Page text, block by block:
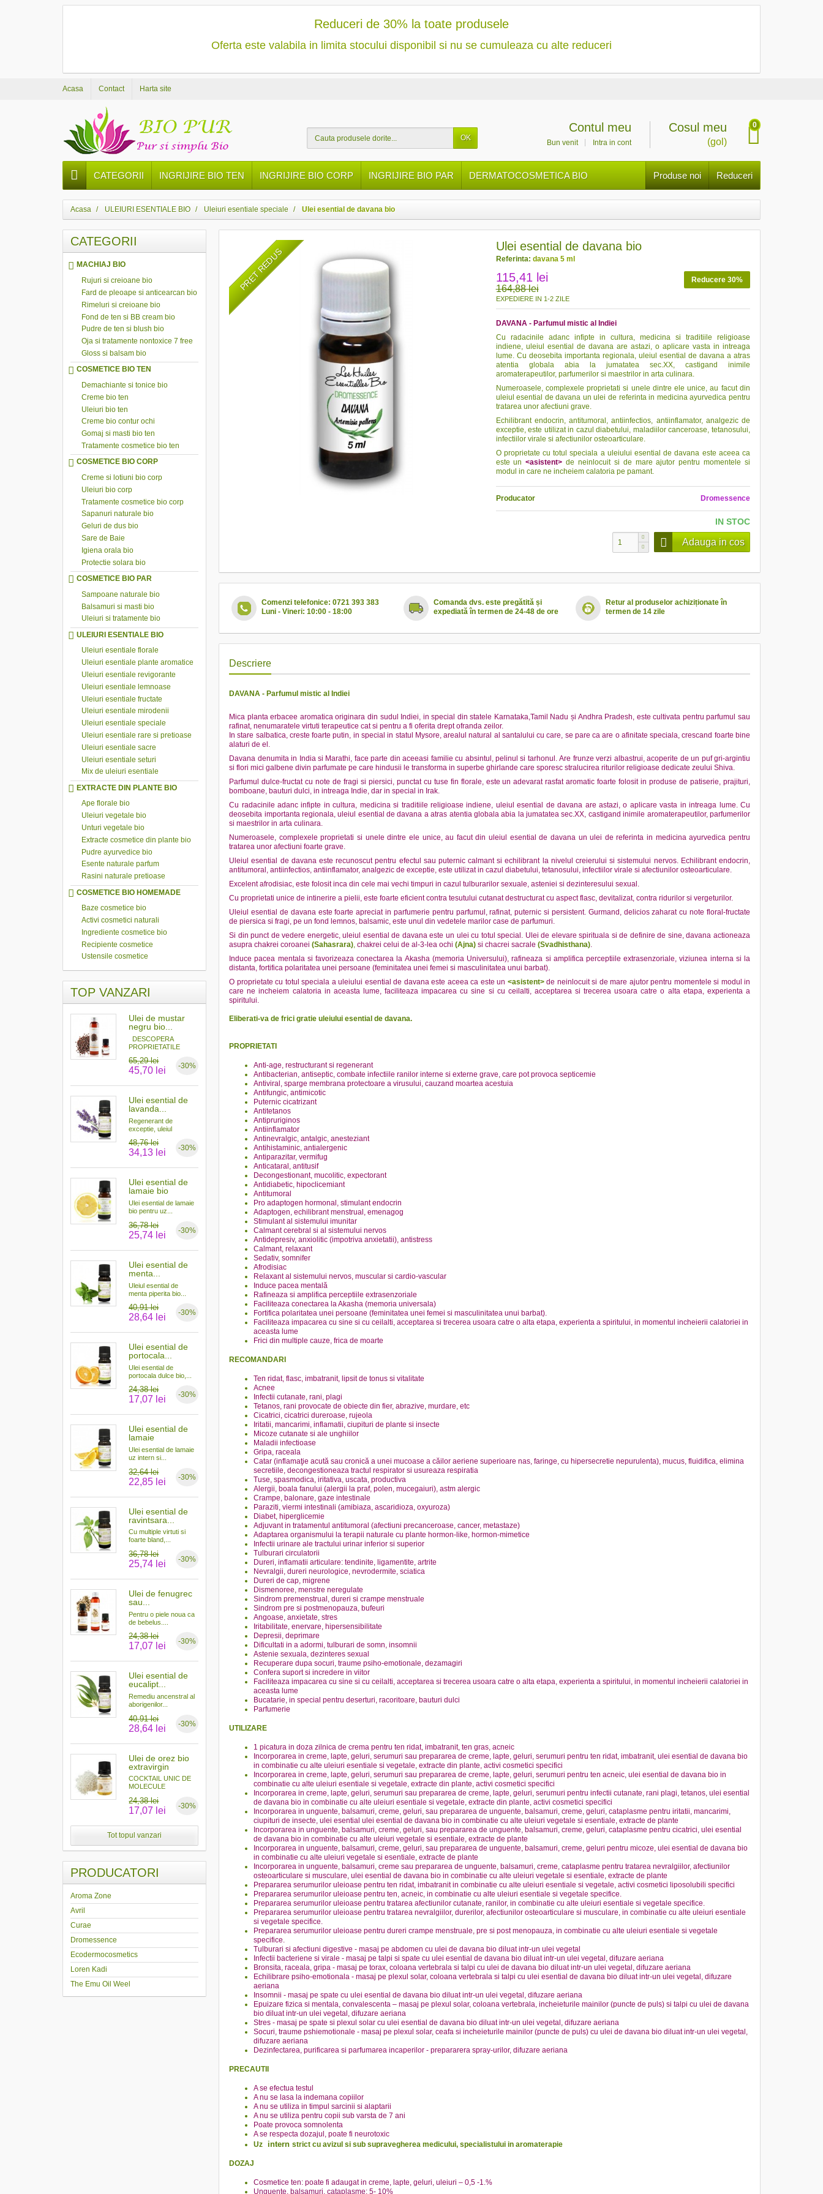
Reduceri de 30% la toate produsele
Oferta este valabila in limita stocului disponibil si nu se cumuleaza cu alte reduceri
Acasa Contact Harta site
OK
Cosul meu
(gol)
0
Contul meu
Bun venit Intra in cont
Reduceri
Produse noi
CATEGORII INGRIJIRE BIO TEN INGRIJIRE BIO CORP INGRIJIRE BIO PAR DERMATOCOSMETICA BIO
Acasa ULEIURI ESENTIALE BIO Uleiuri esentiale speciale Ulei esential de davana bio
CATEGORII
MACHIAJ BIO
Rujuri si creioane bio
Fard de pleoape si anticearcan bio
Rimeluri si creioane bio
Fond de ten si BB cream bio
Pudre de ten si blush bio
Oja si tratamente nontoxice 7 free
Gloss si balsam bio
COSMETICE BIO TEN
Demachiante si tonice bio
Creme bio ten
Uleiuri bio ten
Creme bio contur ochi
Gomaj si masti bio ten
Tratamente cosmetice bio ten
COSMETICE BIO CORP
Creme si lotiuni bio corp
Uleiuri bio corp
Tratamente cosmetice bio corp
Sapanuri naturale bio
Geluri de dus bio
Sare de Baie
Igiena orala bio
Protectie solara bio
COSMETICE BIO PAR
Sampoane naturale bio
Balsamuri si masti bio
Uleiuri si tratamente bio
ULEIURI ESENTIALE BIO
Uleiuri esentiale florale
Uleiuri esentiale plante aromatice
Uleiuri esentiale revigorante
Uleiuri esentiale lemnoase
Uleiuri esentiale fructate
Uleiuri esentiale mirodenii
Uleiuri esentiale speciale
Uleiuri esentiale rare si pretioase
Uleiuri esentiale sacre
Uleiuri esentiale seturi
Mix de uleiuri esentiale
EXTRACTE DIN PLANTE BIO
Ape florale bio
Uleiuri vegetale bio
Unturi vegetale bio
Extracte cosmetice din plante bio
Pudre ayurvedice bio
Esente naturale parfum
Rasini naturale pretioase
COSMETICE BIO HOMEMADE
Baze cosmetice bio
Activi cosmetici naturali
Ingrediente cosmetice bio
Recipiente cosmetice
Ustensile cosmetice
TOP VANZARI
Ulei de mustar
negru bio...
DESCOPERA
PROPRIETATILE
65,29 lei
-30%
45,70 lei
Ulei esential de
lavanda...
Regenerant de
exceptie, uleiul
48,76 lei
-30%
34,13 lei
Ulei esential de
lamaie bio
Ulei esential de lamaie
bio pentru uz...
36,78 lei
-30%
25,74 lei
Ulei esential de
menta...
Uleiul esential de
menta piperita bio...
40,91 lei
-30%
28,64 lei
Ulei esential de
portocala...
Ulei esential de
portocala dulce bio,...
24,38 lei
-30%
17,07 lei
Ulei esential de
lamaie
Ulei esential de lamaie
uz intern si...
32,64 lei
-30%
22,85 lei
Ulei esential de
ravintsara...
Cu multiple virtuti si
foarte bland,...
36,78 lei
-30%
25,74 lei
Ulei de fenugrec
sau...
Pentru o piele noua ca
de bebelus....
24,38 lei
-30%
17,07 lei
Ulei esential de
eucalipt...
Remediu ancenstral al
aborigenilor...
40,91 lei
-30%
28,64 lei
Ulei de orez bio
extravirgin
COCKTAIL UNIC DE
MOLECULE
24,38 lei
-30%
17,07 lei
Tot topul vanzari
PRODUCATORI
Aroma Zone
Avril
Curae
Dromessence
Ecodermocosmetics
Loren Kadi
The Emu Oil Weel
PRET REDUS
Ulei esential de davana bio
Referinta: davana 5 ml
Reducere 30%
115,41 lei
164,88 lei
EXPEDIERE IN 1-2 ZILE
DAVANA - Parfumul mistic al Indiei
Cu radacinile adanc infipte in cultura, medicina si traditiile religioase
indiene, uleiul esential de davana are astazi, o aplicare vasta in intreaga
lume. Cu deosebita importanta regionala, uleiul esential de davana a atras
atentia globala abia la jumatatea sec.XX, castigand inimile
aromaterapeutilor, parfumerilor si maestrilor in arta culinara.
Numeroasele, complexele proprietati si unele dintre ele unice, au facut din
uleiul esential de davana un ulei de referinta in medicina ayurvedica pentru
tratarea unor afectiuni grave.
Echilibrant endocrin, antitumoral, antiinfectios, antiinflamator, analgezic de
exceptie, este utilizat in cazul diabetului, maladiilor canceroase, tetanosului,
infectiilor virale si afectiunilor osteoarticulare.
O proprietate cu totul speciala a uleiului esential de davana este aceea ca
este un<asistent> de neinlocuit si de mare ajutor pentru momentele si
modul in care ne incheiem calatoria pe pamant.
Producator Dromessence
IN STOC
Adauga in cos
Comenzi telefonice: 0721 393 383
Luni - Vineri: 10:00 - 18:00
Comanda dvs. este pregătită și
expediată în termen de 24-48 de ore
Retur al produselor achiziționate în
termen de 14 zile
Descriere
DAVANA - Parfumul mistic al Indiei
Mica planta erbacee aromatica originara din sudul Indiei, in special din statele Karnataka,Tamil Nadu și Andhra Pradesh, este cultivata pentru parfumul sau
rafinat, nenumaratele virtuti terapeutice cat si pentru a fi oferita drept ofranda zeilor.
In stare salbatica, creste foarte putin, in special in statul Mysore, arealul natural al santalului cu care, se pare ca are o afinitate speciala, crescand foarte bine
alaturi de el.
Davana denumita in India si Marathi, face parte din aceeasi familie cu absintul, pelinul si tarhonul.Are frunze verzi albastrui, acoperite de un puf gri-argintiu
si flori mici galbene divin parfumate pe care hindusii le transforma in superbe ghirlande care sporesc stralucirea riturilor religioase dedicate zeului Shiva.
Parfumul dulce-fructat cu note de fragi si piersici, punctat cu tuse fin florale, este un adevarat rasfat aromatic foarte folosit in produse de patiserie, prajituri,
bomboane, bauturi dulci, in intreaga Indie, dar in special in Irak.
Cu radacinile adanc infipte in cultura, medicina si traditiile religioase indiene, uleiul esential de davana are astazi, o aplicare vasta in intreaga lume. Cu
deosebita importanta regionala, uleiul esential de davana a atras atentia globala abia la jumatatea sec.XX, castigand inimile aromaterapeutilor, parfumerilor
si maestrilor in arta culinara.
Numeroasele, complexele proprietati si unele dintre ele unice, au facut din uleiul esential de davana un ulei de referinta in medicina ayurvedica pentru
tratarea unor afectiuni foarte grave.
Uleiul esential de davana este recunoscut pentru efectul sau puternic calmant si echilibrant la nivelul creierului si sistemului nervos. Echilibrant endocrin,
antitumoral, antiinfectios, antiinflamator, analgezic de exceptie, este utilizat in cazul diabetului, tetanosului, infectiilor virale si afectiunilor osteoarticulare.
Excelent afrodisiac, este folosit inca din cele mai vechi timpuri in cazul tulburarilor sexuale, asteniei si dezinteresului sexual.
Cu proprietati unice de intinerire a pielii, este foarte eficient contra tesutului cutanat destructurat cu aspect flasc, devitalizat, contra ridurilor si vergeturilor.
Uleiul esential de davana este foarte apreciat in parfumerie pentru parfumul, rafinat, puternic si persistent. Gurmand, delicios zaharat cu note floral-fructate
de piersica si fragi, pe un fond lemnos, balsamic, este unul din vedetele marilor case de parfumuri.
Si din punct de vedere energetic, uleiul esential de davana este un ulei cu totul special. Ulei de elevare spirituala si de definire de sine, davana actioneaza
asupra chakrei coroanei(Sahasrara),chakrei celui de al-3-lea ochi (Ajna) si chacrei sacrale (Svadhisthana).
Induce pacea mentala si favorizeaza conectarea la Akasha (memoria Universului), rafineaza si amplifica perceptiile extrasenzoriale, viziunea interna si la
distanta, fortifica polaritatea unei persoane (feminitatea unei femei si masculinitatea unui barbat).
O proprietate cu totul speciala a uleiului esential de davana este aceea ca este un <asistent> de neinlocuit si de mare ajutor pentru momentele si modul in
care ne incheiem calatoria in aceasta lume, faciliteaza impacarea cu sine si cu ceilalti, acceptarea si trecerea usoara catre o alta etapa, experienta a
spiritului.
Eliberati-va de frici gratie uleiului esential de davana.
PROPRIETATI
Anti-age, restructurant si regenerant
Antibacterian, antiseptic, combate infectiile ranilor interne si externe grave, care pot provoca septicemie
Antiviral, sparge membrana protectoare a virusului, cauzand moartea acestuia
Antifungic, antimicotic
Puternic cicatrizant
Antitetanos
Antipruriginos
Antiinflamator
Antinevralgic, antalgic, anesteziant
Antihistaminic, antialergenic
Antiparazitar, vermifug
Anticataral, antitusif
Decongestionant, mucolitic, expectorant
Antidiabetic, hipoclicemiant
Antitumoral
Pro adaptogen hormonal, stimulant endocrin
Adaptogen, echilibrant menstrual, emenagog
Stimulant al sistemului imunitar
Calmant cerebral si al sistemului nervos
Antidepresiv, anxiolitic (impotriva anxietatii), antistress
Calmant, relaxant
Sedativ, somnifer
Afrodisiac
Relaxant al sistemului nervos, muscular si cardio-vascular
Induce pacea mentală
Rafineaza si amplifica perceptiile extrasenzoriale
Faciliteaza conectarea la Akasha (memoria universala)
Fortifica polaritatea unei persoane (feminitatea unei femei si masculinitatea unui barbat).
Faciliteaza impacarea cu sine si cu ceilalti, acceptarea si trecerea usoara catre o alta etapa, experienta a spiritului, in momentul incheierii calatoriei in
aceasta lume
Frici din multiple cauze, frica de moarte
RECOMANDARI
Ten ridat, flasc, imbatranit, lipsit de tonus si vitalitate
Acnee
Infectii cutanate, rani, plagi
Tetanos, rani provocate de obiecte din fier, abrazive, murdare, etc
Cicatrici, cicatrici dureroase, rujeola
Iritatii, mancarimi, inflamatii, ciupituri de plante si insecte
Micoze cutanate si ale unghiilor
Maladii infectioase
Gripa, raceala
Catar (inflamaţie acută sau cronică a unei mucoase a căilor aeriene superioare nas, faringe, cu hipersecretie nepurulenta), mucus, fluidifica, elimina
secretiile, decongestioneaza tractul respirator si usureaza respiratia
Tuse, spasmodica, iritativa, uscata, productiva
Alergii, boala fanului (alergii la praf, polen, mucegaiuri), astm alergic
Crampe, balonare, gaze intestinale
Paraziti, viermi intestinali (amibiaza, ascaridioza, oxyuroza)
Diabet, hiperglicemie
Adjuvant in tratamentul antitumoral (afectiuni precanceroase, cancer, metastaze)
Adaptarea organismului la terapii naturale cu plante hormon-like, hormon-mimetice
Infectii urinare ale tractului urinar inferior si superior
Tulburari circulatorii
Dureri, inflamatii articulare: tendinite, ligamentite, artrite
Nevralgii, dureri neurologice, nevrodermite, sciatica
Dureri de cap, migrene
Dismenoree, menstre neregulate
Sindrom premenstrual, dureri si crampe menstruale
Sindrom pre si postmenopauza, bufeuri
Angoase, anxietate, stres
Iritabilitate, enervare, hipersensibilitate
Depresii, deprimare
Dificultati in a adormi, tulburari de somn, insomnii
Astenie sexuala, dezinteres sexual
Recuperare dupa socuri, traume psiho-emotionale, dezamagiri
Confera suport si incredere in viitor
Faciliteaza impacarea cu sine si cu ceilalti, acceptarea si trecerea usoara catre o alta etapa, experienta a spiritului, in momentul incheierii calatoriei in
aceasta lume
Bucatarie, in special pentru deserturi, racoritoare, bauturi dulci
Parfumerie
UTILIZARE
1 picatura in doza zilnica de crema pentru ten ridat, imbatranit, ten gras, acneic
Incorporarea in creme, lapte, geluri, serumuri sau prepararea de creme, lapte, geluri, serumuri pentru ten ridat, imbatranit, ulei esential de davana bio
in combinatie cu alte uleiuri esentiale si vegetale, extracte din plante, activi cosmetici specifici
Incorporarea in creme, lapte, geluri, serumuri sau prepararea de creme, lapte, geluri, serumuri pentru ten acneic, ulei esential de davana bio in
combinatie cu alte uleiuri esentiale si vegetale, extracte din plante, activi cosmetici specifici
Incorporarea in creme, lapte, geluri, serumuri sau prepararea de creme, lapte, geluri, serumuri pentru infectii cutanate, rani plagi, tetanos, ulei esential
de davana bio in combinatie cu alte uleiuri esentiale si vegetale, extracte din plante, activi cosmetici specifici
Incorporarea in unguente, balsamuri, creme, geluri, sau prepararea de unguente, balsamuri, creme, geluri, cataplasme pentru iritatii, mancarimi,
ciupituri de insecte, ulei esential ulei esential de davana bio in combinatie cu alte uleiuri vegetale si esentiale, extracte de plante
Incorporarea in unguente, balsamuri, creme, geluri, sau prepararea de unguente, balsamuri, creme, geluri, cataplasme pentru cicatrici, ulei esential
de davana bio in combinatie cu alte uleiuri vegetale si esentiale, extracte de plante
Incorporarea in unguente, balsamuri, creme, geluri, sau prepararea de unguente, balsamuri, creme, geluri pentru micoze, ulei esential de davana bio
in combinatie cu alte uleiuri vegetale si esentiale, extracte de plante
Incorporarea in unguente, balsamuri, creme sau prepararea de unguente, balsamuri, creme, cataplasme pentru tratarea nevralgiilor, afectiunilor
osteoarticulare si musculare, ulei esential de davana bio in combinatie cu alte uleiuri vegetale si esentiale, extracte de plante
Prepararea serumurilor uleioase pentru ten ridat, imbatranit in combinatie cu alte uleiuri esentiale si vegetale, activi cosmetici liposolubili specifici
Prepararea serumurilor uleioase pentru ten, acneic, in combinatie cu alte uleiuri esentiale si vegetale specifice.
Prepararea serumurilor uleioase pentru tratarea afectiunilor cutanate, ranilor, in combinatie cu alte uleiuri esentiale si vegetale specifice.
Prepararea serumurilor uleioase pentru tratarea nevralgiilor, durerilor, afectiunilor osteoarticulare si musculare, in combinatie cu alte uleiuri esentiale
si vegetale specifice.
Prepararea serumurilor uleioase pentru dureri crampe menstruale, pre si post menopauza, in combinatie cu alte uleiuri esentiale si vegetale
specifice.
Tulburari si afectiuni digestive - masaj pe abdomen cu ulei de davana bio diluat intr-un ulei vegetal
Infectii bacteriene si virale - masaj pe talpi si spate cu ulei esential de davana bio diluat intr-un ulei vegetal, difuzare aeriana
Bronsita, raceala, gripa - masaj pe torax, coloana vertebrala si talpi cu ulei de davana bio diluat intr-un ulei vegetal, difuzare aeriana
Echilibrare psiho-emotionala - masaj pe plexul solar, coloana vertebrala si talpi cu ulei esential de davana bio diluat intr-un ulei vegetal, difuzare
aeriana
Insomnii - masaj pe spate cu ulei esential de davana bio diluat intr-un ulei vegetal, difuzare aeriana
Epuizare fizica si mentala, convalescenta – masaj pe plexul solar, coloana vertebrala, incheieturile mainilor (puncte de puls) si talpi cu ulei de davana
bio diluat intr-un ulei vegetal, difuzare aeriana
Stres - masaj pe spate si plexul solar cu ulei esential de davana bio diluat intr-un ulei vegetal, difuzare aeriana
Socuri, traume pshiemotionale - masaj pe plexul solar, ceafa si incheieturile mainilor (puncte de puls) cu ulei de davana bio diluat intr-un ulei vegetal,
difuzare aeriana
Dezinfectarea, purificarea si parfumarea incaperilor - prepararera spray-urilor, difuzare aeriana
PRECAUTII
A se efectua testul
A nu se lasa la indemana copiilor
A nu se utiliza in timpul sarcinii si alaptarii
A nu se utiliza pentru copii sub varsta de 7 ani
Poate provoca somnolenta
A se respecta dozajul, poate fi neurotoxic
Uz internstrict cu avizul si sub supravegherea medicului, specialistului in aromaterapie
DOZAJ
Cosmetice ten: poate fi adaugat in creme, lapte, geluri, uleiuri – 0,5 -1.%
Unguente, balsamuri, cataplasme: 5- 10%